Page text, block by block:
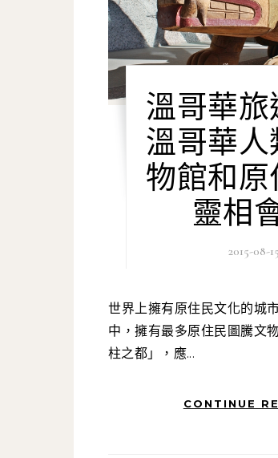
溫哥華旅
溫哥華人
物館和原
靈相
2015-08-15
世界上擁有原住民文化的城市不少；但在這些城市
中，擁有最多原住民圖騰文
柱之都」，應...
CONTINUE